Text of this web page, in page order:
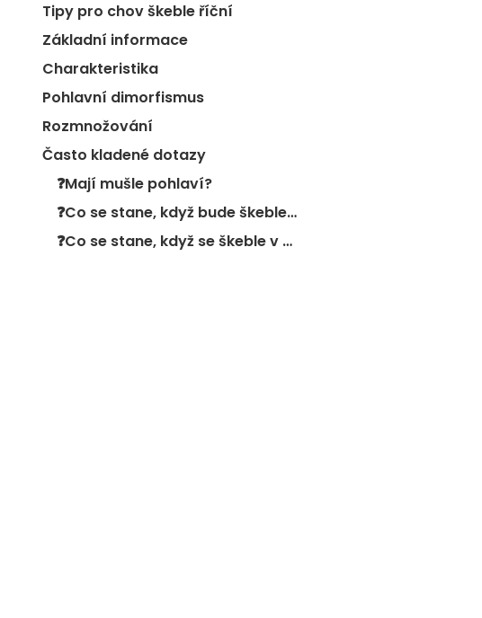
Tipy pro chov škeble říční
Základní informace
Charakteristika
Pohlavní dimorfismus
Rozmnožování
Často kladené dotazy
❓Mají mušle pohlaví?
❓Co se stane, když bude škeble říční žít v nekvalitní vodě?
❓Co se stane, když se škeble v akváriu přemnoží?